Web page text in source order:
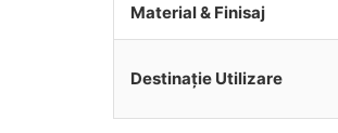
Material & Finisaj
Destinație Utilizare